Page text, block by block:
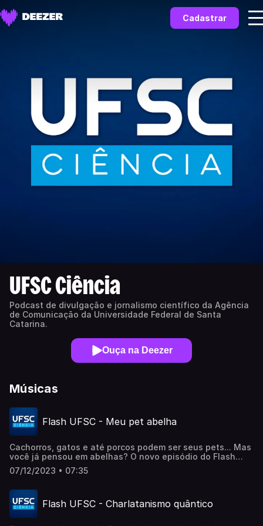
Cadastrar
UFSC Ciência
Podcast de divulgação e jornalismo científico da Agência
de Comunicação da Universidade Federal de Santa
Catarina.
Ouça na Deezer
Músicas
Flash UFSC - Meu pet abelha
Cachorros, gatos e até porcos podem ser seus pets... Mas
você já pensou em abelhas? O novo episódio do Flash
UFSC mostra como as abelhas sem ferrão podem ser como
um novo pet, criadas no seu quintal de casa ou até
ambiental Stefânia Hofmann, integrante do Núcleo de
Educação Ambiental da UFSC (Neamb), fala sobre alguns
cuidados que devemos ter para criar abelhas sem ferrão
07/12/2023 • 07:35
Flash UFSC - Charlatanismo quântico